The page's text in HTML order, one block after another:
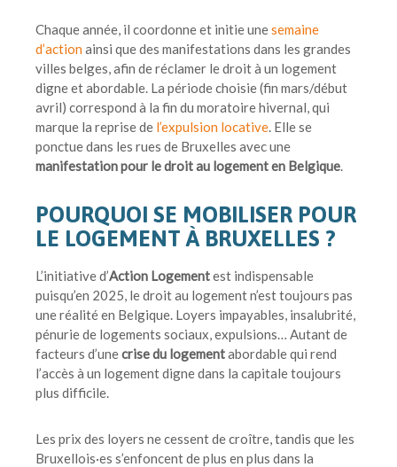
Chaque année, il coordonne et initie unesemaine
d’action ainsi que des manifestations dans les grandes
villes belges, afin de réclamer le droit à un logement
digne et abordable. La période choisie (fin mars/début
avril) correspond à la fin du moratoire hivernal, qui
marque la reprise de l’expulsion locative. Elle se
ponctue dans les rues de Bruxelles avec une
manifestation pour le droit au logement en Belgique.
POURQUOI SE MOBILISER POUR
LE LOGEMENT À BRUXELLES ?
L’initiative d’Action Logementest indispensable
puisqu’en 2025, le droit au logement n’est toujours pas
une réalité en Belgique. Loyers impayables, insalubrité,
pénurie de logements sociaux, expulsions… Autant de
facteurs d’unecrise du logementabordable qui rend
l’accès à un logement digne dans la capitale toujours
plus difficile.
Les prix des loyers ne cessent de croître, tandis que les
Bruxellois·es s’enfoncent de plus en plus dans la